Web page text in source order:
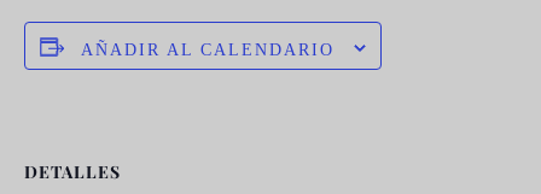
AÑADIR AL CALENDARIO
DETALLES